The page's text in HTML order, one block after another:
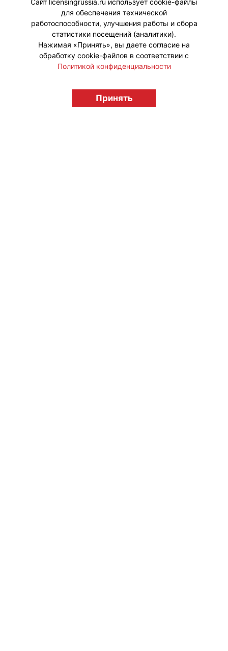
#Коллаборации
licensingrussia.ru, 2009-2026 12+
Сайт licensingrussia.ru использует cookie-файлы
для обеспечения технической
работоспособности, улучшения работы и сбора
статистики посещений (аналитики).
Нажимая «Принять», вы даете согласие на
обработку cookie-файлов в соответствии с
Политикой конфиденциальности
Принять